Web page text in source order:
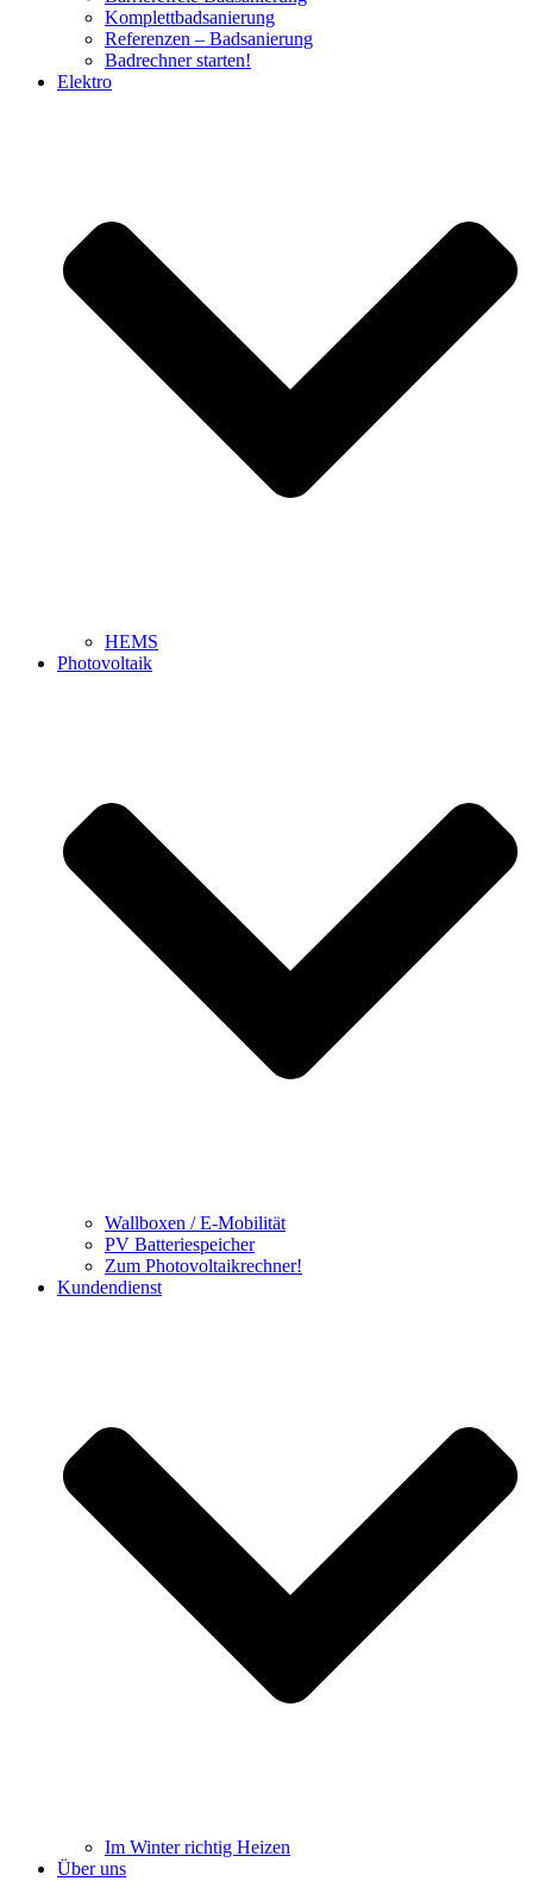
Komplettbadsanierung
Referenzen – Badsanierung
Badrechner starten!
Elektro
HEMS
Photovoltaik
Wallboxen / E-Mobilität
PV Batteriespeicher
Zum Photovoltaikrechner!
Kundendienst
Im Winter richtig Heizen
Über uns